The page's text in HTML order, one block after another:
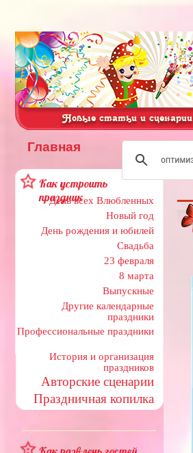
Новые статьи и сценарии
Главная
Как устроить
праздник
День всех Влюбленных
Новый год
День рождения и юбилей
Свадьба
23 февраля
8 марта
Выпускные
Другие календарные
праздники
Профессиональные праздники
История и организация
праздников
Авторские сценарии
Праздничная копилка